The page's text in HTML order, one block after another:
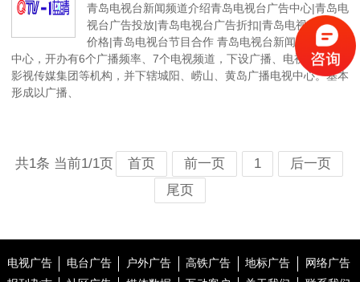
青岛电视台新闻频道介绍青岛电视台广告中心|青岛电
视台广告投放|青岛电视台广告折扣|青岛电视台广告
价格|青岛电视台节目合作 青岛电视台新闻频道广告
中心，开办有6个广播频率、7个电视频道，下设广播、电视、广电
影视传媒集团等机构，并下辖城阳、崂山、黄岛广播电视中心。基本
形成以广播、
共1条 当前1/1页 首页 前一页 1
后一页
尾页
电视广告 电台广告 户外广告 高铁广告 地标广告
网络广告